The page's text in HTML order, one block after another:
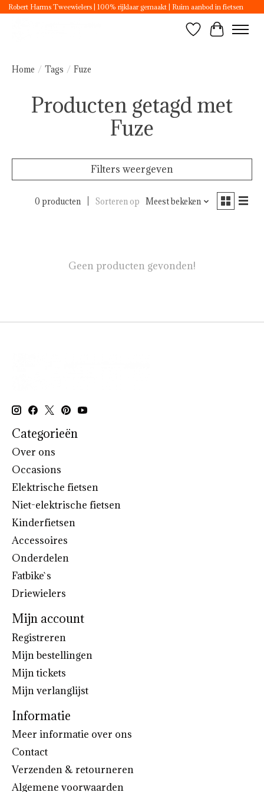
Robert Harms Tweewielers | 100% rijklaar gemaakt | Ruim aanbod in fietsen
Verlanglijst
Home / Tags / Fuze
Producten getagd met
Fuze
Filters weergeven
0 producten Sorteren op Meest bekeken
Geen producten gevonden!
Categorieën
Over ons
Occasions
Elektrische fietsen
Niet-elektrische fietsen
Kinderfietsen
Accessoires
Onderdelen
Fatbike`s
Driewielers
Mijn account
Registreren
Mijn bestellingen
Mijn tickets
Mijn verlanglijst
Informatie
Meer informatie over ons
Contact
Verzenden & retourneren
Algemene voorwaarden